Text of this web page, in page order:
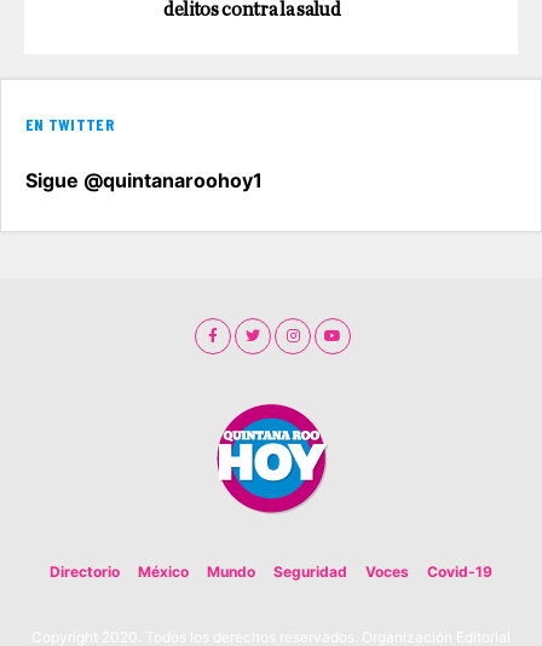
delitos contra la salud
EN TWITTER
Sigue @quintanaroohoy1
Directorio México Mundo Seguridad Voces Covid-19